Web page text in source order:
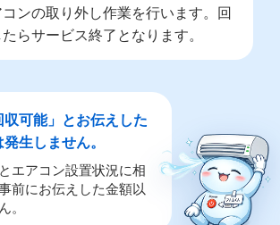
ンの取り外し作業を行います。回
らサービス終了となります。
可能」とお伝えした
生しません。
エアコン設置状況に相
前にお伝えした金額以
。